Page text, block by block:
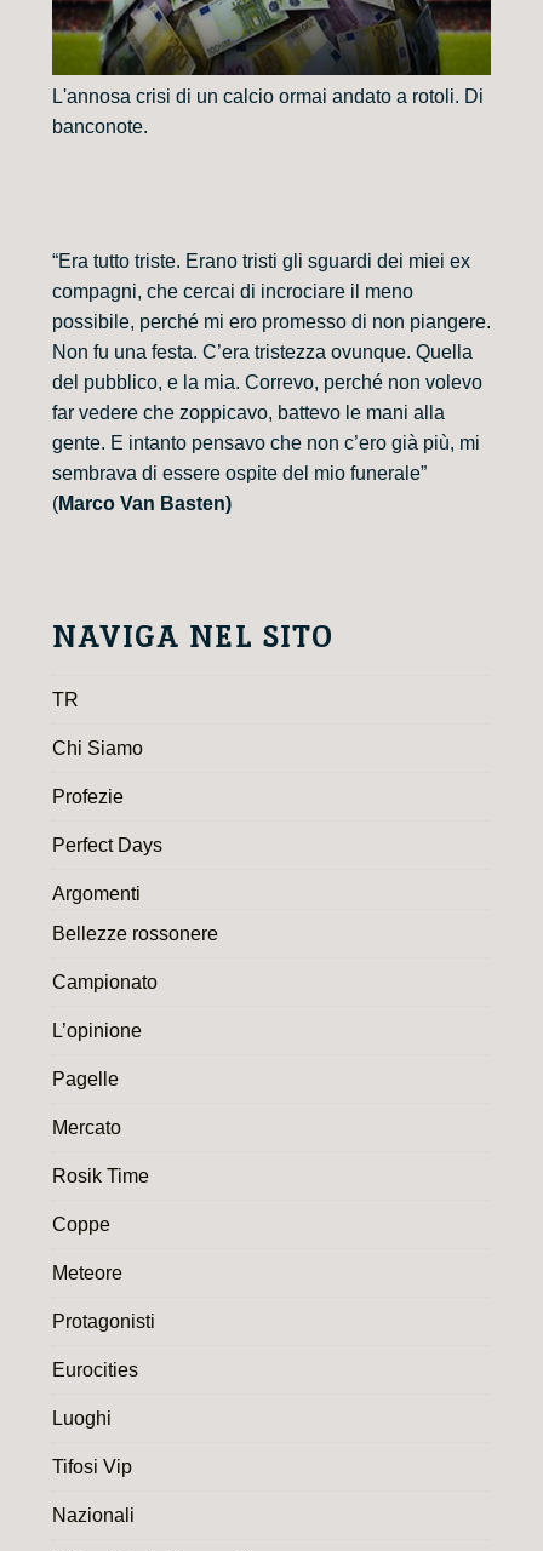
L'annosa crisi di un calcio ormai andato a rotoli. Di
banconote.
“Era tutto triste. Erano tristi gli sguardi dei miei ex
compagni, che cercai di incrociare il meno
possibile, perché mi ero promesso di non piangere.
Non fu una festa. C’era tristezza ovunque. Quella
del pubblico, e la mia. Correvo, perché non volevo
far vedere che zoppicavo, battevo le mani alla
gente. E intanto pensavo che non c’ero già più, mi
sembrava di essere ospite del mio funerale”
(Marco Van Basten)
NAVIGA NEL SITO
TR
Chi Siamo
Profezie
Perfect Days
Argomenti
Bellezze rossonere
Campionato
L’opinione
Pagelle
Mercato
Rosik Time
Coppe
Meteore
Protagonisti
Eurocities
Luoghi
Tifosi Vip
Nazionali